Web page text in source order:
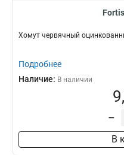
Хомут червячный
Подробнее
Наличие: В наличии
–
В